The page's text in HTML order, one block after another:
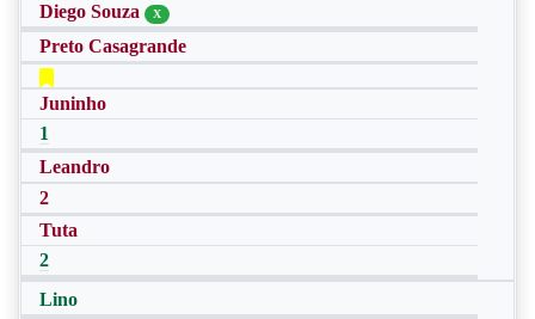
Diego Souza
X
Preto Casagrande
Juninho
1
Leandro
2
Tuta
2
Lino